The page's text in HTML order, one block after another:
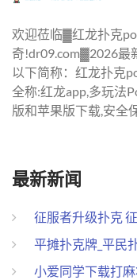
欢迎莅临▓红龙扑克
奇!dr09.com▓2026最
以下简称：红龙扑克
全称:红龙app,多玩法
版和苹果版下载,安全
最新新闻
征服者升级扑克
平摊扑克牌_平民
小爱同学下载打